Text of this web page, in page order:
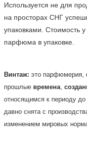
Используется не для
на просторах СНГ
упаковками. Стоимость
парфюма в упаковке.
Винтаж: это парфюмерия,
прошлые времена
относящимся к периоду
давно снята с
изменением мировых